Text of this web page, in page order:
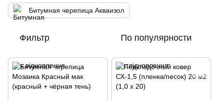
Битумная черепица Акваизол
Фильтр По популярности